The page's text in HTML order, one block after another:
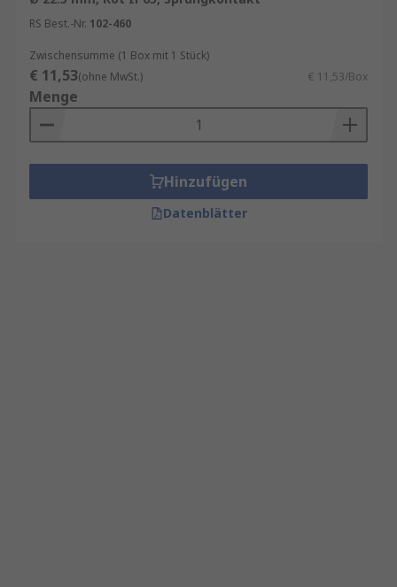
RS Best.-Nr. 102-460
Zwischensumme (1 Box mit 1 Stück)
€ 11,53(ohne MwSt.) € 11,53/Box
Menge
Hinzufügen
Datenblätter